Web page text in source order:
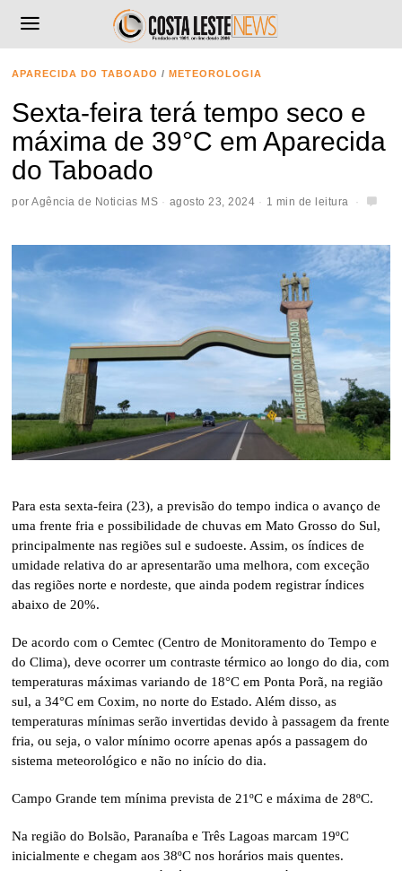
APARECIDA DO TABOADO / METEOROLOGIA
Sexta-feira terá tempo seco e
máxima de 39°C em Aparecida
do Taboado
porAgência de Noticias MS agosto 23, 2024 1 min de leitura
Para esta sexta-feira (23), a previsão do tempo indica o avanço de
uma frente fria e possibilidade de chuvas em Mato Grosso do Sul,
principalmente nas regiões sul e sudoeste. Assim, os índices de
umidade relativa do ar apresentarão uma melhora, com exceção
das regiões norte e nordeste, que ainda podem registrar índices
abaixo de 20%.
De acordo com o Cemtec (Centro de Monitoramento do Tempo e
do Clima), deve ocorrer um contraste térmico ao longo do dia, com
temperaturas máximas variando de 18°C em Ponta Porã, na região
sul, a 34°C em Coxim, no norte do Estado. Além disso, as
temperaturas mínimas serão invertidas devido à passagem da frente
fria, ou seja, o valor mínimo ocorre apenas após a passagem do
sistema meteorológico e não no início do dia.
Campo Grande tem mínima prevista de 21ºC e máxima de 28ºC.
Na região do Bolsão, Paranaíba e Três Lagoas marcam 19ºC
inicialmente e chegam aos 38ºC nos horários mais quentes.